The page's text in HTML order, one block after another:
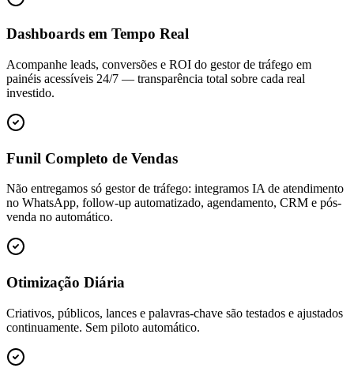
Dashboards em Tempo Real
Acompanhe leads, conversões e ROI do gestor de tráfego em
painéis acessíveis 24/7 — transparência total sobre cada real
investido.
Funil Completo de Vendas
Não entregamos só gestor de tráfego: integramos IA de atendimento
no WhatsApp, follow-up automatizado, agendamento, CRM e pós-
venda no automático.
Otimização Diária
Criativos, públicos, lances e palavras-chave são testados e ajustados
continuamente. Sem piloto automático.